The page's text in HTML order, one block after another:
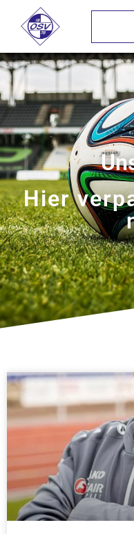
Hier